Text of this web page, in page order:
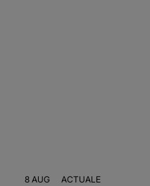
8 AUG ACTUALE